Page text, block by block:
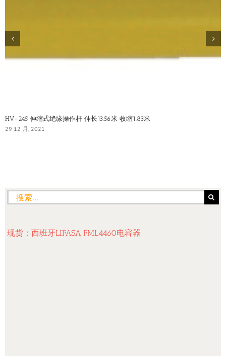
HV-245 伸缩式绝缘操作杆 伸长13.56米 收缩1.83米
29 12 月, 2021
搜
索：
现货：西班牙LIFASA FML4460电容器